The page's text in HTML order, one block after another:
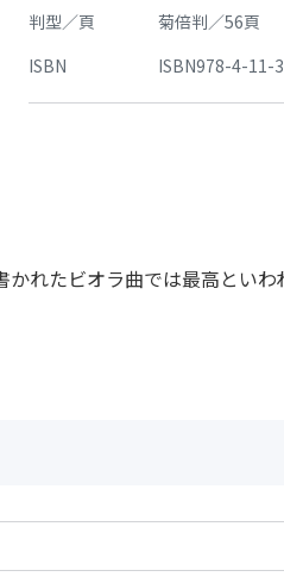
判型／頁
菊倍判／56頁
ISBN
ISBN978-4-11-
れたビオラ曲では最高とい